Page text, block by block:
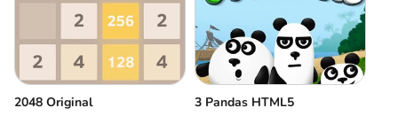
2048 Original 3 Pandas HTML5